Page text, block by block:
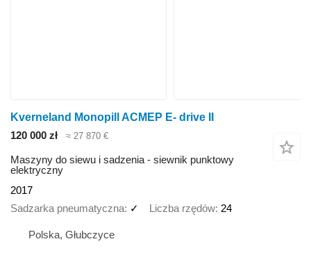
Kverneland Monopill ACMEP E- drive II
120 000 zł
≈ 27 870 €
Maszyny do siewu i sadzenia - siewnik punktowy
elektryczny
2017
Sadzarka pneumatyczna ✓ Liczba rzędów 24
Polska, Głubczyce